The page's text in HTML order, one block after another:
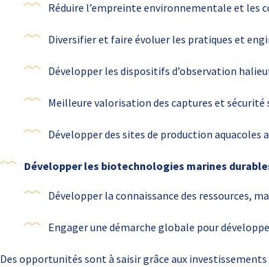
Réduire l’empreinte environnementale et les
Diversifier et faire évoluer les pratiques et
Développer les dispositifs d’observation
Meilleure valorisation des captures et sécurité
Développer des sites de production aquacoles
Développer les biotechnologies marines
Développer la connaissance des ressources,
Engager une démarche globale pour
Des opportunités sont à saisir grâce aux investissements